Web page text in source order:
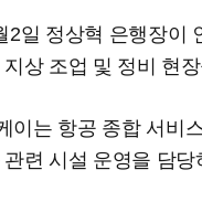
2일 정상혁 은행장이
상 조업 및 정비 현
이는 항공 종합 서비
련 시설 운영을 담당